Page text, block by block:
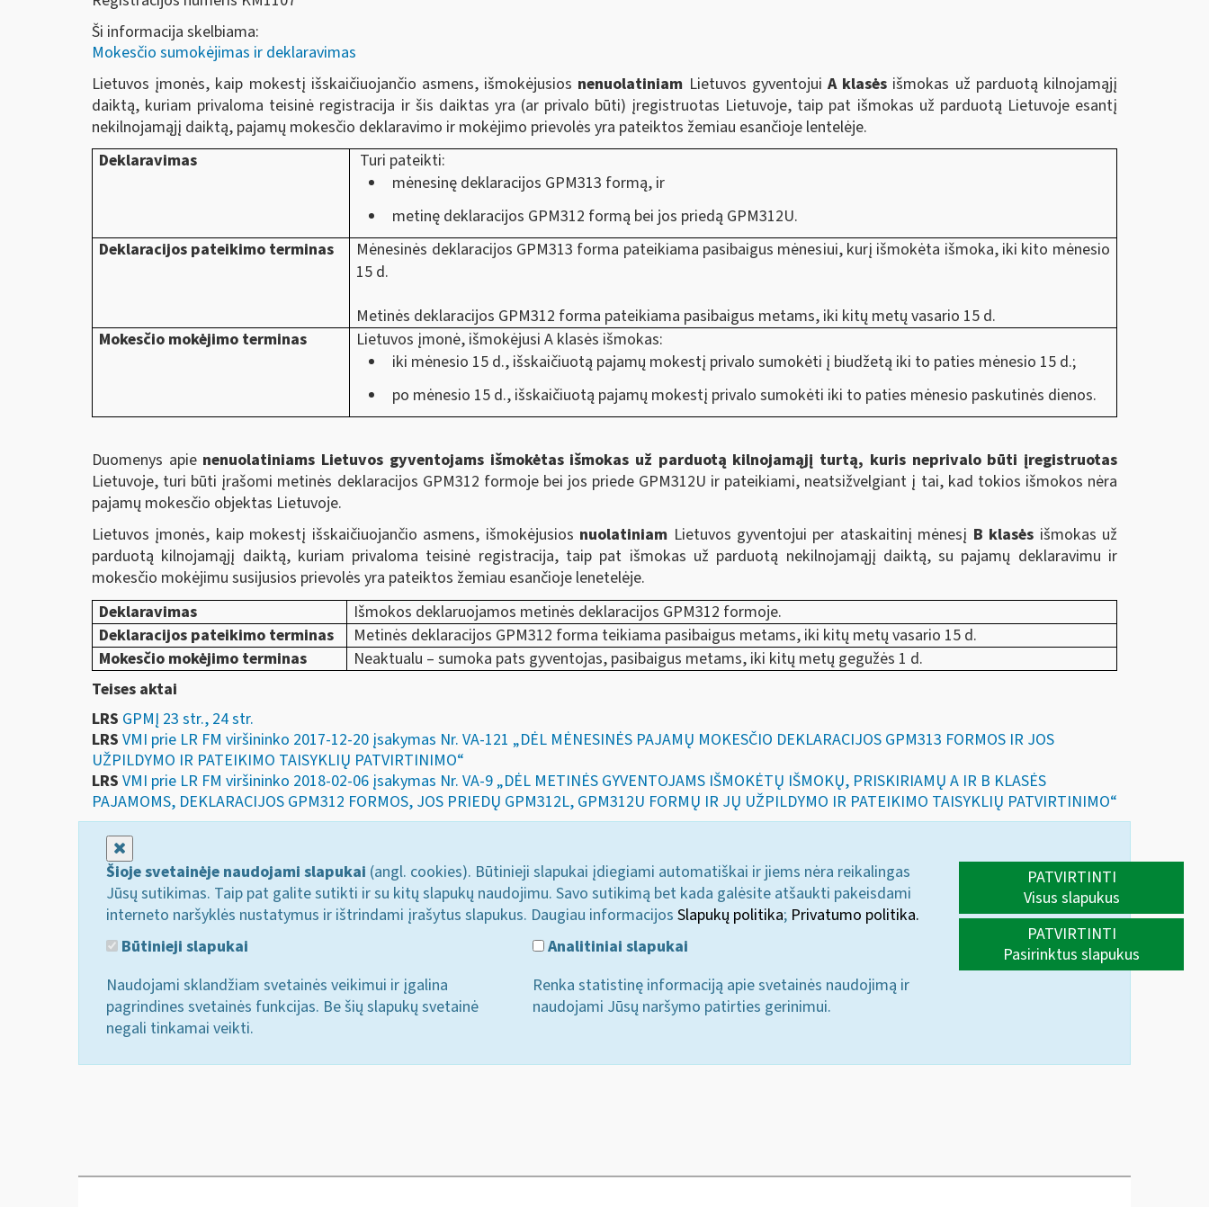
Ši informacija skelbiama:
Mokesčio sumokėjimas ir deklaravimas
Lietuvos įmonės, kaip mokestį išskaičiuojančio asmens, išmokėjusios nenuolatiniam Lietuvos gyventojuiA klasės išmokas už parduotą kilnojamąjį
daiktą, kuriam privaloma teisinė registracija ir šis daiktas yra (ar privalo būti) įregistruotas Lietuvoje, taip pat išmokas už parduotą Lietuvoje esantį
nekilnojamąjį daiktą, pajamų mokesčio deklaravimo ir mokėjimo prievolės yra pateiktos žemiau esančioje lentelėje.
Deklaravimas
Turi pateikti:
mėnesinę deklaracijos GPM313 formą, ir
metinę deklaracijos GPM312 formą bei jos priedą GPM312U.
Deklaracijos pateikimo terminas
Mėnesinės deklaracijos GPM313 forma pateikiama pasibaigus mėnesiui, kurį išmokėta išmoka, iki kito mėnesio
15 d.
Metinės deklaracijos GPM312 forma pateikiama pasibaigus metams, iki kitų metų vasario 15 d.
Mokesčio mokėjimo terminas
Lietuvos įmonė, išmokėjusi A klasės išmokas:
iki mėnesio 15 d., išskaičiuotą pajamų mokestį privalo sumokėti į biudžetą iki to paties mėnesio 15 d.;
po mėnesio 15 d., išskaičiuotą pajamų mokestį privalo sumokėti iki to paties mėnesio paskutinės dienos.
Duomenys apie nenuolatiniams Lietuvos gyventojams išmokėtas išmokas už parduotą kilnojamąjį turtą, kuris neprivalo būti įregistruotas
Lietuvoje, turi būti įrašomi metinės deklaracijos GPM312 formoje bei jos priede GPM312U ir pateikiami, neatsižvelgiant į tai, kad tokios išmokos nėra
pajamų mokesčio objektas Lietuvoje.
Lietuvos įmonės, kaip mokestį išskaičiuojančio asmens, išmokėjusios nuolatiniam Lietuvos gyventojui per ataskaitinį mėnesį B klasės išmokas už
parduotą kilnojamąjį daiktą, kuriam privaloma teisinė registracija, taip pat išmokas už parduotą nekilnojamąjį daiktą, su pajamų deklaravimu ir
mokesčio mokėjimu susijusios prievolės yra pateiktos žemiau esančioje lenetelėje.
Deklaravimas
Išmokos deklaruojamos metinės deklaracijos GPM312 formoje.
Deklaracijos pateikimo terminas
Metinės deklaracijos GPM312 forma teikiama pasibaigus metams, iki kitų metų vasario 15 d.
Mokesčio mokėjimo terminas
Neaktualu – sumoka pats gyventojas, pasibaigus metams, iki kitų metų gegužės 1 d.
Teises aktai
LRS GPMĮ 23 str., 24 str.
LRS VMI prie LR FM viršininko 2017-12-20 įsakymas Nr. VA-121 „DĖL MĖNESINĖS PAJAMŲ MOKESČIO DEKLARACIJOS GPM313 FORMOS IR JOS
UŽPILDYMO IR PATEIKIMO TAISYKLIŲ PATVIRTINIMO“
LRS VMI prie LR FM viršininko 2018-02-06 įsakymas Nr. VA-9 „DĖL METINĖS GYVENTOJAMS IŠMOKĖTŲ IŠMOKŲ, PRISKIRIAMŲ A IR B KLASĖS
PAJAMOMS, DEKLARACIJOS GPM312 FORMOS, JOS PRIEDŲ GPM312L, GPM312U FORMŲ IR JŲ UŽPILDYMO IR PATEIKIMO TAISYKLIŲ PATVIRTINIMO“
Šioje svetainėje naudojami slapukai (angl. cookies). Būtinieji slapukai įdiegiami automatiškai ir jiems nėra reikalingas
Jūsų sutikimas. Taip pat galite sutikti ir su kitų slapukų naudojimu. Savo sutikimą bet kada galėsite atšaukti pakeisdami
interneto naršyklės nustatymus ir ištrindami įrašytus slapukus. Daugiau informacijos Slapukų politika; Privatumo politika.
Būtinieji slapukai
Naudojami sklandžiam svetainės veikimui ir įgalina
pagrindines svetainės funkcijas. Be šių slapukų svetainė
negali tinkamai veikti.
Analitiniai slapukai
Renka statistinę informaciją apie svetainės naudojimą ir
naudojami Jūsų naršymo patirties gerinimui.
PATVIRTINTI
Visus slapukus
PATVIRTINTI
Pasirinktus slapukus